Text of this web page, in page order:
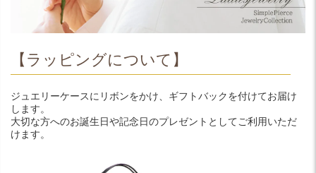
【ラッピングについて】
ジュエリーケースにリボンをかけ、ギフトバックを付けてお届け
します。
大切な方へのお誕生日や記念日のプレゼントとしてご利用いただ
けます。